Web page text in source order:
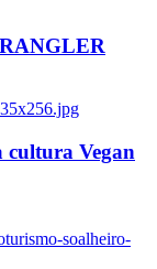
cultura Vegan
soalheiro-